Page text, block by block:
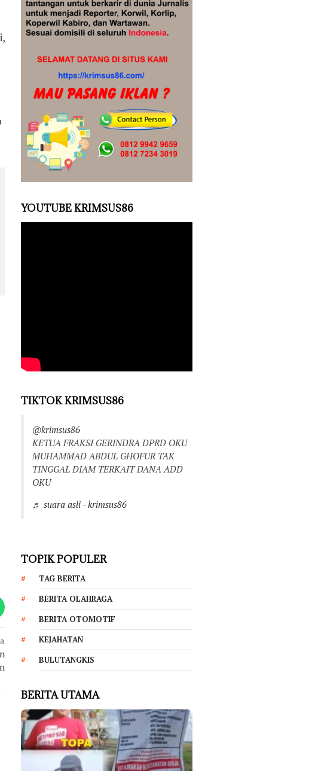
YOUTUBE KRIMSUS86
TIKTOK KRIMSUS86
@krimsus86
KETUA FRAKSI GERINDRA DPRD OKU
MUHAMMAD ABDUL GHOFUR TAK
TINGGAL DIAM TERKAIT DANA ADD
OKU
♬ suara asli - krimsus86
TOPIK POPULER
TAG BERITA
BERITA OLAHRAGA
BERITA OTOMOTIF
KEJAHATAN
BULUTANGKIS
BERITA UTAMA